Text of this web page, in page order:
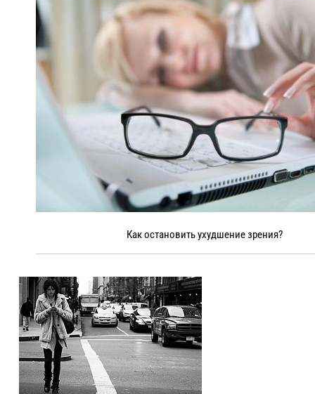
Как остановить ухудшение зрения?